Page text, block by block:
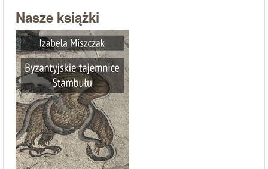
Nasze książki